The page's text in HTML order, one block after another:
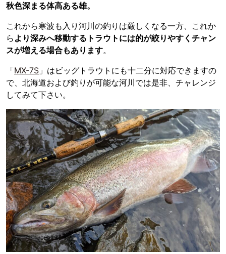
秋色深まる体高ある雄。
これから寒波も入り河川の釣りは厳しくなる一方、これか
ら より深みへ移動するトラウトには的が絞りやすくチャン
スが増える場合もあります。
「MX-7S 」はビッグトラウトにも十二分に対応できますの
で、北海道および釣りが可能な河川では是非、チャレンジ
してみて下さい。